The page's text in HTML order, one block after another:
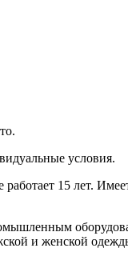
условия.
15 лет.
и женской